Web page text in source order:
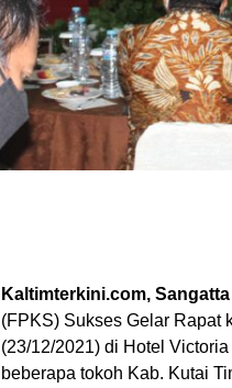
Kaltimterkini.com, Sangatta
(FPKS) Sukses Gelar Rapat
(23/12/2021) di Hotel
beberapa tokoh Kab. Kutai